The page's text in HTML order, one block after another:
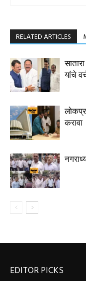
RELATED ARTICLES
यांचे
करावा
EDITOR PICKS